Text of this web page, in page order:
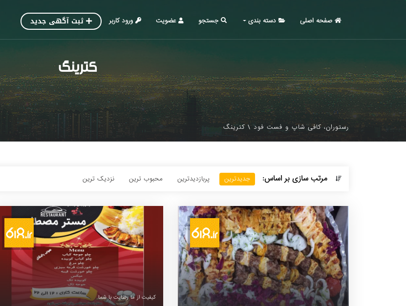
صفحه اصلی دسته بندی جستجو عضویت ورود کاربر ثبت آگهی جدید
کترینگ
رستوران، کافی شاپ و فست فود \ کترینگ
مرتب سازی بر اساس: جدیدترین پربازدید‌ترین‌ محبوب ترین نزدیک ترین
کیفیت از ما رضایت با شما